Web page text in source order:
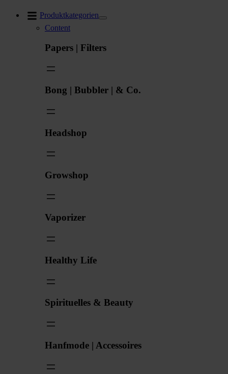
Produktkategorien
Content
Papers | Filters
Bong | Bubbler | & Co.
Headshop
Growshop
Vaporizer
Healthy Life
Spirituelles & Beauty
Hanfmode | Accessoires